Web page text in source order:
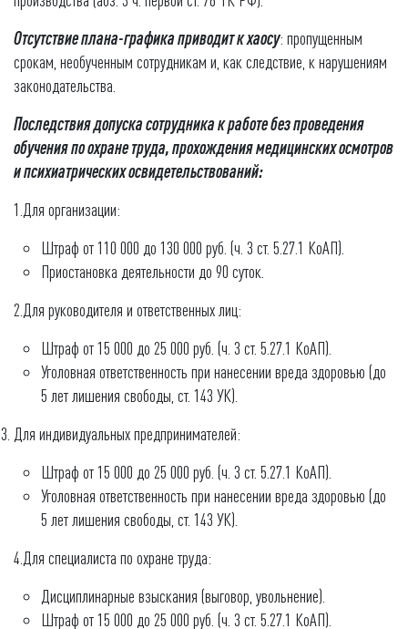
Отсутствие плана-графика приводит к хаосу: пропущенным
срокам, необученным сотрудникам и, как следствие, к нарушениям
законодательства.
Последствия допуска сотрудника к работе без проведения
обучения по охране труда, прохождения медицинских осмотров
ипсихиатрических освидетельствований:
1.Для организации:
Штраф от 110 000 до 130 000 руб. (ч. 3 ст. 5.27.1 КоАП).
Приостановка деятельности до 90 суток.
2.Для руководителя и ответственных лиц:
Штраф от 15 000 до 25 000 руб. (ч. 3 ст. 5.27.1 КоАП).
Уголовная ответственность при нанесении вреда здоровью (до
5 лет лишения свободы, ст. 143 УК).
Для индивидуальных предпринимателей:
Штраф от 15 000 до 25 000 руб. (ч. 3 ст. 5.27.1 КоАП).
Уголовная ответственность при нанесении вреда здоровью (до
5 лет лишения свободы, ст. 143 УК).
4.Для специалиста по охране труда:
Дисциплинарные взыскания (выговор, увольнение).
Штраф от 15 000 до 25 000 руб. (ч. 3 ст. 5.27.1 КоАП).